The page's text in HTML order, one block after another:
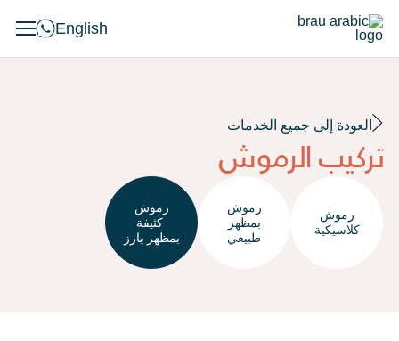
English
العودة إلى جميع الخدمات
تركيب الرموش
رموش
كلاسيكية
رموش
بمظهر
طبيعي
رموش
كثيفة
بمظهر بارز